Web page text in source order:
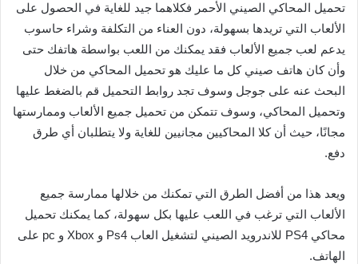
تحميل المحاكي الصيني الأحمر فكلاهما جيد للغاية في الحصول على
الألعاب التي تريدها بسهولة، دون العناء من التكلفة وشراء حاسوب
يدعم لعب جميع الألعاب فقد يمكنك من اللعب بواسطة هاتفك حتى
وأن كان هاتف صيني كل ما عليك هو تحميل المحاكي من خلال
البحث عنه على جوجل وسوف تجد روابط التحميل قم بالضغط عليها
وتحميل المحاكي، وسوف تتمكن من تحميل جميع الألعاب وممارستها
مجانًا، حيث أن كلا المحاكيين مجانيين للغاية ولا يتطلبان أي طرق
دفع.
ويعد هذا من أفضل الطرق التي تمكنك من خلالها ممارسة جميع
الألعاب التي ترغب في اللعب عليها بكل سهولة، كما يمكنك تحميل
محاكي PS4 للاندرويد الصيني لتشغيل العاب Ps4 و Xbox و pc على
الهاتف.